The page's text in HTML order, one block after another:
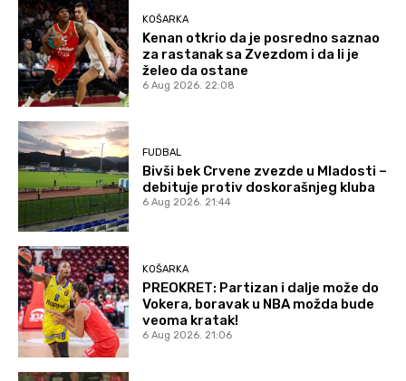
KOŠARKA
Kenan otkrio da je posredno saznao
za rastanak sa Zvezdom i da li je
želeo da ostane
6 Aug 2026. 22:08
FUDBAL
Bivši bek Crvene zvezde u Mladosti –
debituje protiv doskorašnjeg kluba
6 Aug 2026. 21:44
KOŠARKA
PREOKRET: Partizan i dalje može do
Vokera, boravak u NBA možda bude
veoma kratak!
6 Aug 2026. 21:06